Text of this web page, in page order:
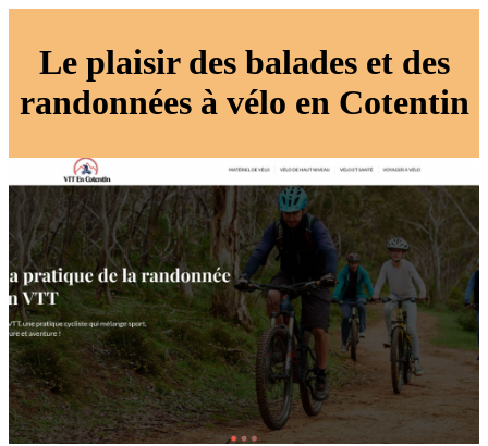
Le plaisir des balades et des
randonnées à vélo en Cotentin